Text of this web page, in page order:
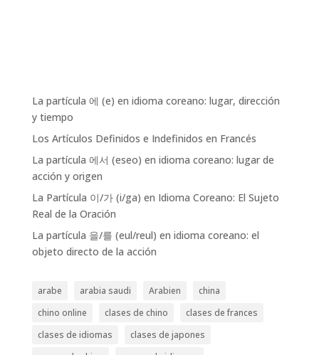
La partícula 에 (e) en idioma coreano: lugar, dirección
y tiempo
Los Artículos Definidos e Indefinidos en Francés
La partícula 에서 (eseo) en idioma coreano: lugar de
acción y origen
La Partícula 이/가 (i/ga) en Idioma Coreano: El Sujeto
Real de la Oración
La partícula 을/를 (eul/reul) en idioma coreano: el
objeto directo de la acción
arabe arabia saudi Arabien
china
chino online
clases de chino
clases de frances
clases de idiomas
clases de japones